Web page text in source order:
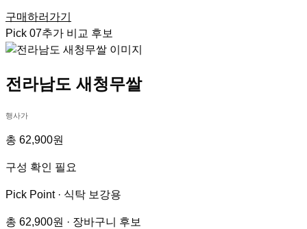
구매하러가기
Pick 07추가 비교 후보
전라남도 새청무쌀
행사가
총 62,900원
구성 확인 필요
Pick Point · 식탁 보강용
총 62,900원 · 장바구니 후보